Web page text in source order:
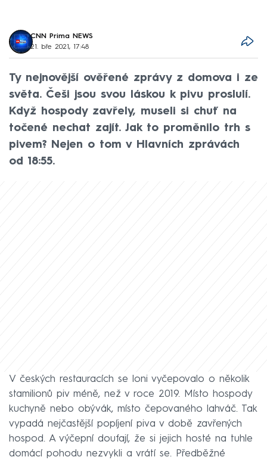
CNN Prima NEWS
21. bře 2021, 17:48
Ty nejnovější ověřené zprávy z domova i ze
světa. Češi jsou svou láskou k pivu proslulí.
Když hospody zavřely, museli si chuť na
točené nechat zajít. Jak to proměnilo trh s
pivem? Nejen o tom v Hlavních zprávách
od 18:55.
V českých restauracích se loni vyčepovalo o několik
stamilionů piv méně, než v roce 2019. Místo hospody
kuchyně nebo obývák, místo čepovaného lahváč. Tak
vypadá nejčastější popíjení piva v době zavřených
hospod. A výčepní doufají, že si jejich hosté na tuhle
domácí pohodu nezvykli a vrátí se. Předběžné